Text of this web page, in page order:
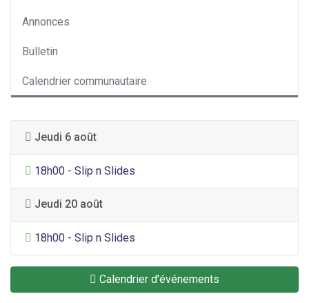
Annonces
Bulletin
Calendrier communautaire
Jeudi 6 août
Divertissement général
18h00 - Slip n Slides
Jeudi 20 août
Divertissement général
18h00 - Slip n Slides
Calendrier d'événements